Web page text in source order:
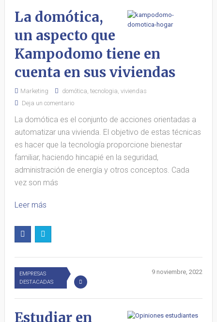
La domótica,
un aspecto que
Kampodomo tiene en
cuenta en sus viviendas
Marketing domótica, tecnologia, viviendas
Deja un comentario
La domótica es el conjunto de acciones orientadas a
automatizar una vivienda. El objetivo de estas técnicas
es hacer que la tecnología proporcione bienestar
familiar, haciendo hincapié en la seguridad,
administración de energía y otros conceptos. Cada
vez son más
Leer más
EMPRESAS
DESTACADAS
9 noviembre, 2022
Estudiar en